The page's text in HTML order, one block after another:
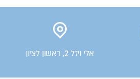
אלי ויזל 2, ראשון לציון